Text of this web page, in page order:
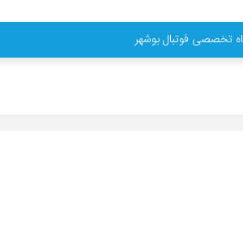
تخصصی فوتبال بوشهر